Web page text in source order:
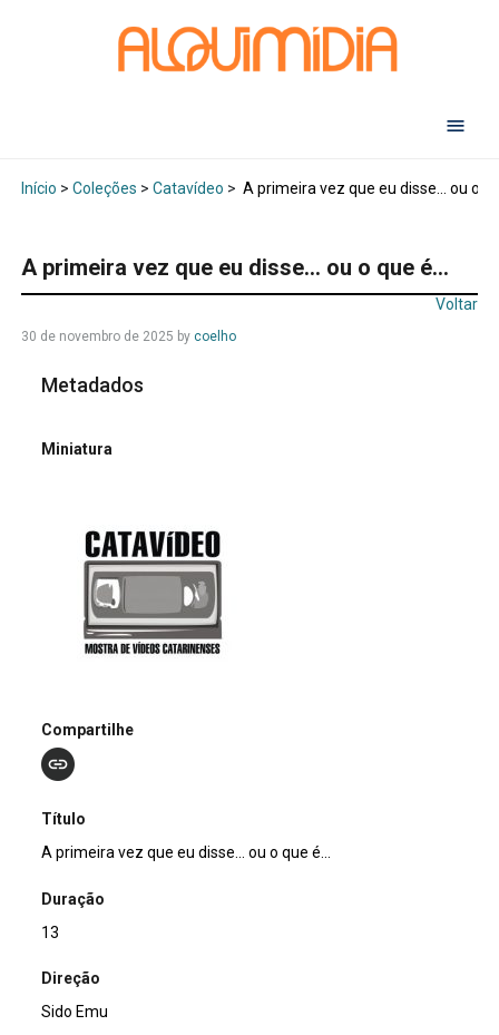
Início > Coleções > Catavídeo > A primeira vez que eu disse… ou o
A primeira vez que eu disse… ou o que é…
Voltar
30 de novembro de 2025 by coelho
Metadados
Miniatura
Compartilhe
Título
A primeira vez que eu disse... ou o que é...
Duração
13
Direção
Sido Emu